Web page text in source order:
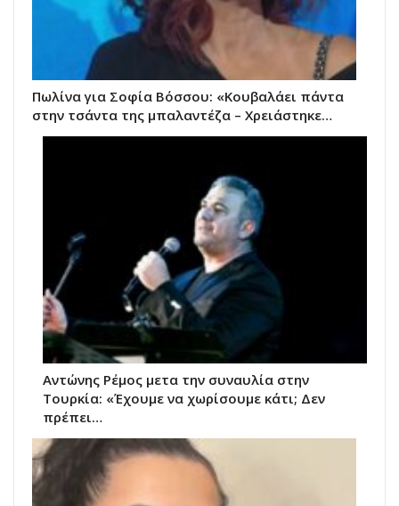
Πωλίνα για Σοφία Βόσσου: «Κουβαλάει πάντα
στην τσάντα της μπαλαντέζα – Χρειάστηκε…
Αντώνης Ρέμος μετα την συναυλία στην
Τουρκία: «Έχουμε να χωρίσουμε κάτι; Δεν
πρέπει…